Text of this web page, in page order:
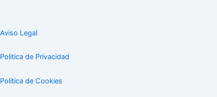
Aviso Legal
Politica de Privacidad
Política de Cookies